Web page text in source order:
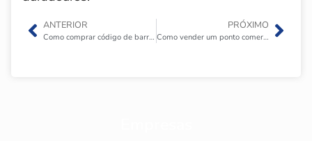
ANTERIOR
Como comprar código de barras para produtos de minha empresa?
PRÓXIMO
Como vender um ponto comercial em Itapema rapidamente?